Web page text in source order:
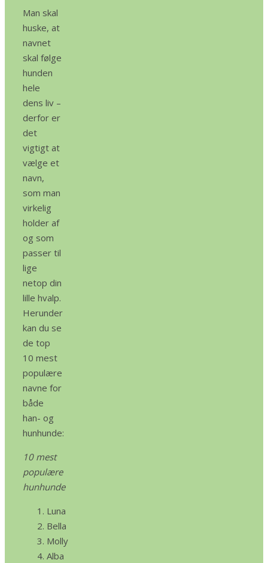
Man skal
huske, at
navnet
skal følge
hunden
hele
dens liv –
derfor er
det
vigtigt at
vælge et
navn,
som man
virkelig
holder af
og som
passer til
lige
netop din
lille hvalp.
Herunder
kan du se
de top
10 mest
populære
navne for
både
han- og
hunhunde:
10 mest
populære
hunhunde
Luna
Bella
Molly
Alba